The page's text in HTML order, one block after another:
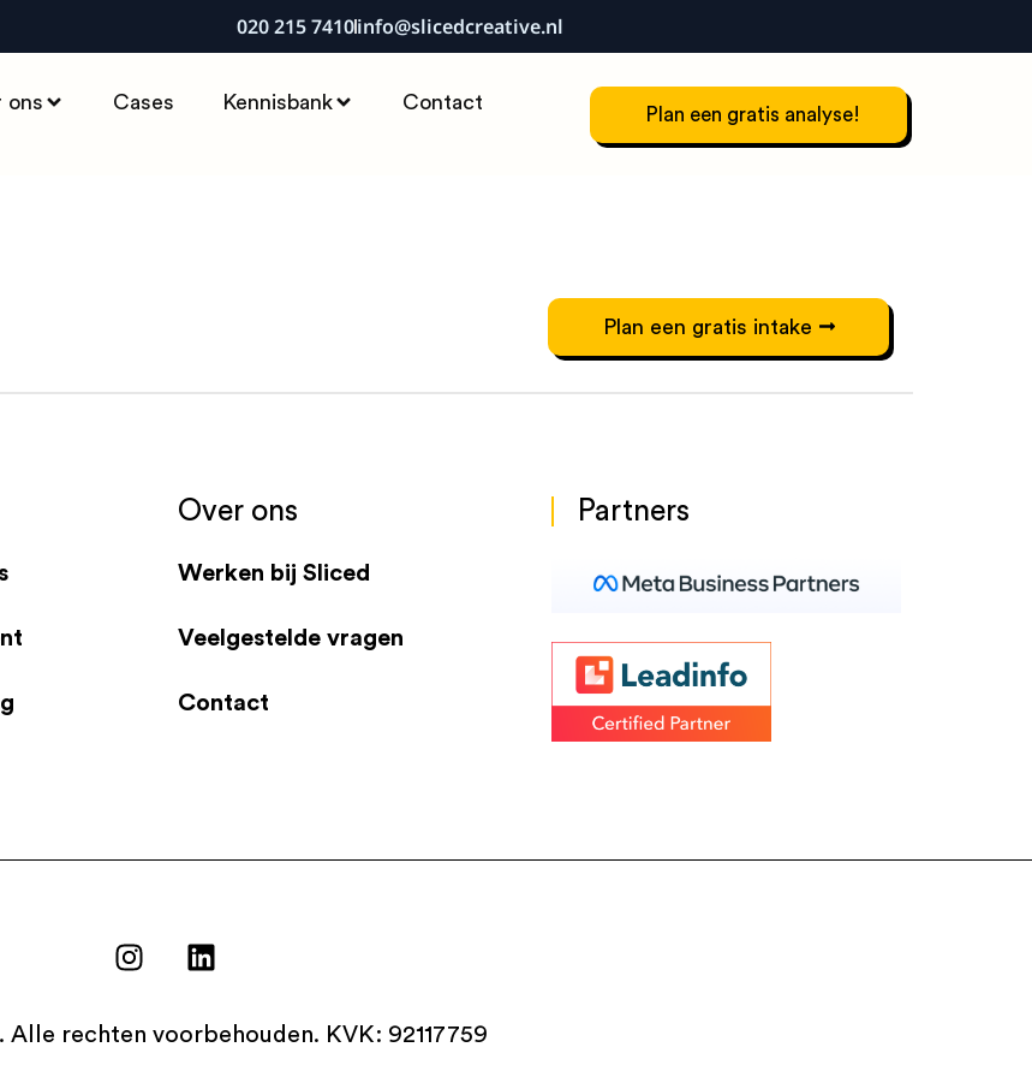
020 215 7410info@slicedcreative.nl
ons Cases Kennisbank Contact
Plan een gratis analyse!
Plan een gratis intake
Over ons
Werken bij Sliced
Veelgestelde vragen
Contact
Partners
rechten voorbehouden. KVK: 92117759